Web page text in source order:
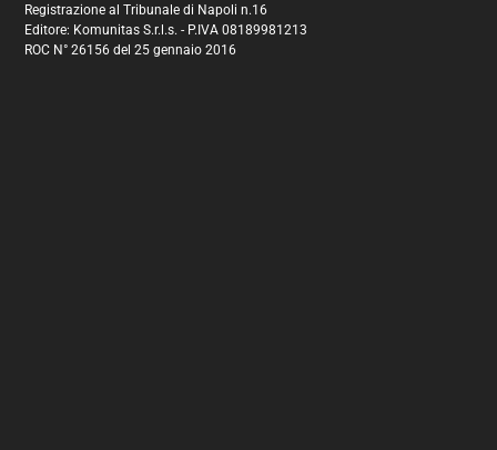
Registrazione al Tribunale di Napoli n.16
Editore: Komunitas S.r.l.s. - P.IVA 08189981213
ROC N° 26156 del 25 gennaio 2016